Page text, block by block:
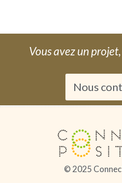
Vous avez un
Nous
© 2025